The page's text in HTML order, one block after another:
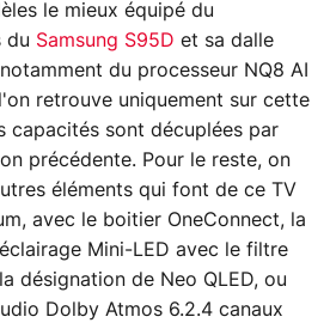
le mieux équipé du
du Samsung S95D et sa dalle
du processeur NQ8 AI
retrouve uniquement sur cette
capacités sont décuplées par
précédente. Pour le reste, on
éléments qui font de ce TV
avec le boitier OneConnect, la
Mini-LED avec le filtre
désignation de Neo QLED, ou
Dolby Atmos 6.2.4 canaux